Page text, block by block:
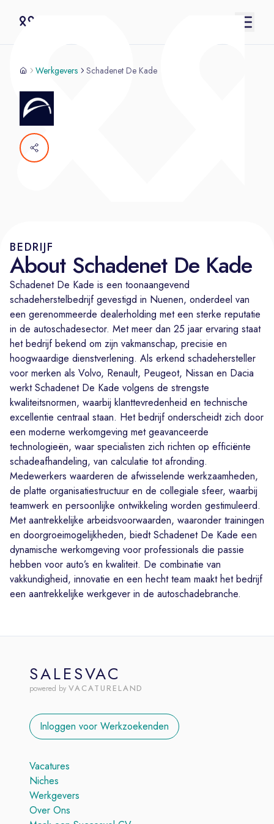
Werkgevers Schadenet De Kade
BEDRIJF
About Schadenet De Kade
Schadenet De Kade is een toonaangevend
schadeherstelbedrijf gevestigd in Nuenen, onderdeel van
een gerenommeerde dealerholding met een sterke reputatie
in de autoschadesector. Met meer dan 25 jaar ervaring staat
het bedrijf bekend om zijn vakmanschap, precisie en
hoogwaardige dienstverlening. Als erkend schadehersteller
voor merken als Volvo, Renault, Peugeot, Nissan en Dacia
werkt Schadenet De Kade volgens de strengste
kwaliteitsnormen, waarbij klanttevredenheid en technische
excellentie centraal staan. Het bedrijf onderscheidt zich door
een moderne werkomgeving met geavanceerde
technologieën, waar specialisten zich richten op efficiënte
schadeafhandeling, van calculatie tot afronding.
Medewerkers waarderen de afwisselende werkzaamheden,
de platte organisatiestructuur en de collegiale sfeer, waarbij
teamwerk en persoonlijke ontwikkeling worden gestimuleerd.
Met aantrekkelijke arbeidsvoorwaarden, waaronder trainingen
en doorgroeimogelijkheden, biedt Schadenet De Kade een
dynamische werkomgeving voor professionals die passie
hebben voor auto’s en kwaliteit. De combinatie van
vakkundigheid, innovatie en een hecht team maakt het bedrijf
een aantrekkelijke werkgever in de autoschadebranche.
SALESVAC
powered by VACATURELAND
Inloggen voor Werkzoekenden
Vacatures
Niches
Werkgevers
Over Ons